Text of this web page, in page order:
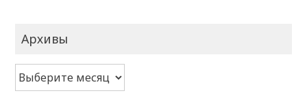
Архивы
Архивы